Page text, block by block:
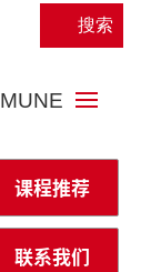
搜索
MUNE
课程推荐
联系我们